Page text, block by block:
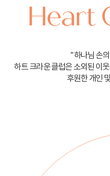
Heart
"하나님 손
하트 크라운 클럽은 소외된 이
후원한 개인